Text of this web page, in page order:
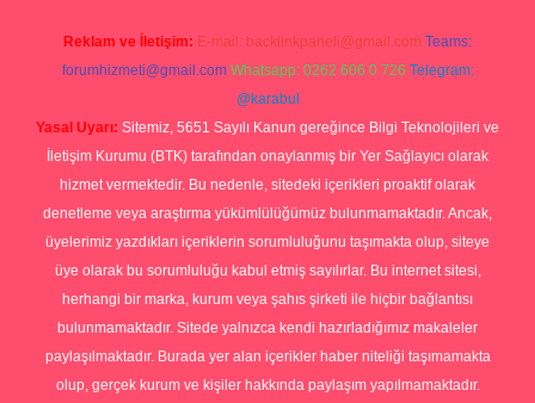
Reklam ve İletişim: E-mail: backlinkpaneli@gmail.com Teams:
forumhizmeti@gmail.com Whatsapp: 0262 606 0 726 Telegram:
@karabul
Yasal Uyarı: Sitemiz, 5651 Sayılı Kanun gereğince Bilgi Teknolojileri ve
İletişim Kurumu (BTK) tarafından onaylanmış bir Yer Sağlayıcı olarak
hizmet vermektedir. Bu nedenle, sitedeki içerikleri proaktif olarak
denetleme veya araştırma yükümlülüğümüz bulunmamaktadır. Ancak,
üyelerimiz yazdıkları içeriklerin sorumluluğunu taşımakta olup, siteye
üye olarak bu sorumluluğu kabul etmiş sayılırlar. Bu internet sitesi,
herhangi bir marka, kurum veya şahıs şirketi ile hiçbir bağlantısı
bulunmamaktadır. Sitede yalnızca kendi hazırladığımız makaleler
paylaşılmaktadır. Burada yer alan içerikler haber niteliği taşımamakta
olup, gerçek kurum ve kişiler hakkında paylaşım yapılmamaktadır.